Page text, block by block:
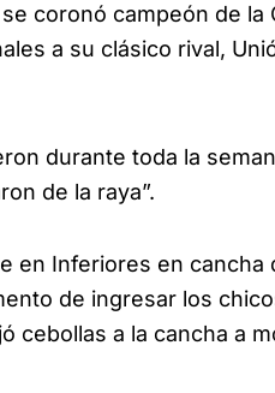
coronó campeón de la
a su clásico rival,
durante toda la
de la raya”.
en Inferiores en
de ingresar los
cebollas a la cancha a